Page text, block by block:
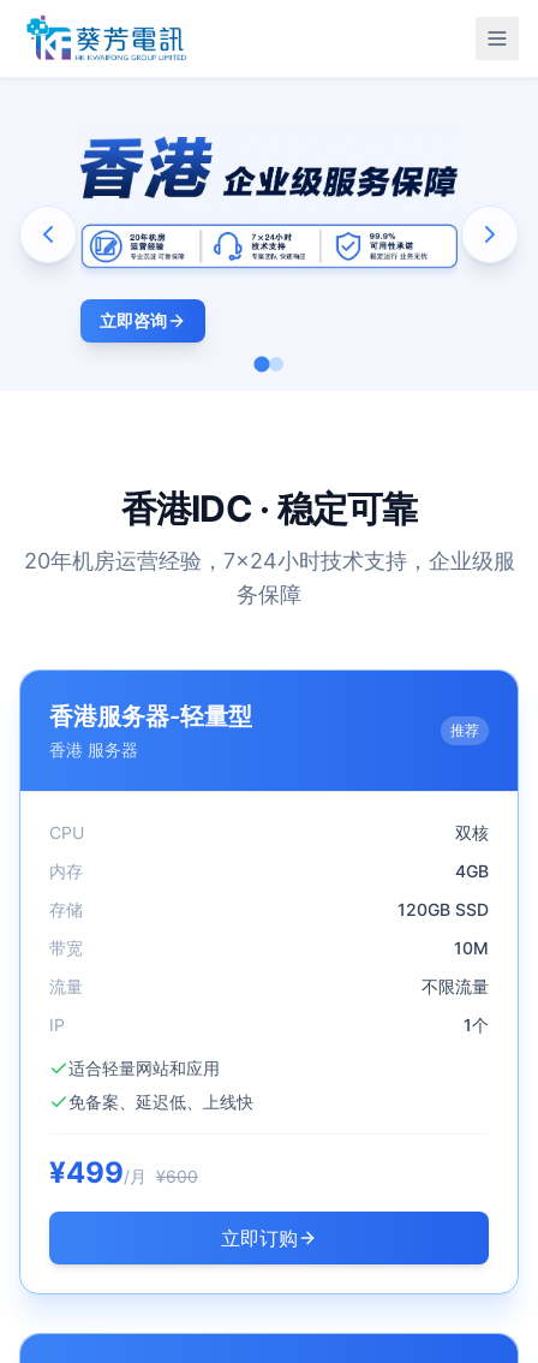
立即咨询
香港IDC · 稳定可靠
20年机房运营经验，7×24小时技术支持，企业级服
务保障
香港服务器-轻量型
香港 服务器
推荐
CPU
双核
内存
4GB
存储
120GB SSD
带宽
10M
流量
不限流量
IP
1个
适合轻量网站和应用
免备案、延迟低、上线快
¥499/月 ¥600
立即订购